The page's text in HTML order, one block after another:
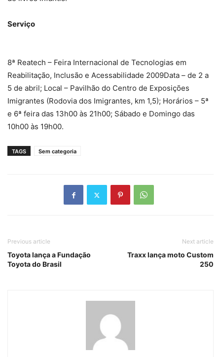
Serviço
8ª Reatech – Feira Internacional de Tecnologias em
Reabilitação, Inclusão e Acessabilidade 2009Data – de 2 a
5 de abril; Local – Pavilhão do Centro de Exposições
Imigrantes (Rodovia dos Imigrantes, km 1,5); Horários – 5ª
e 6ª feira das 13h00 às 21h00; Sábado e Domingo das
10h00 às 19h00.
TAGS Sem categoria
Previous article
Toyota lança a Fundação
Toyota do Brasil
Next article
Traxx lança moto Custom
250